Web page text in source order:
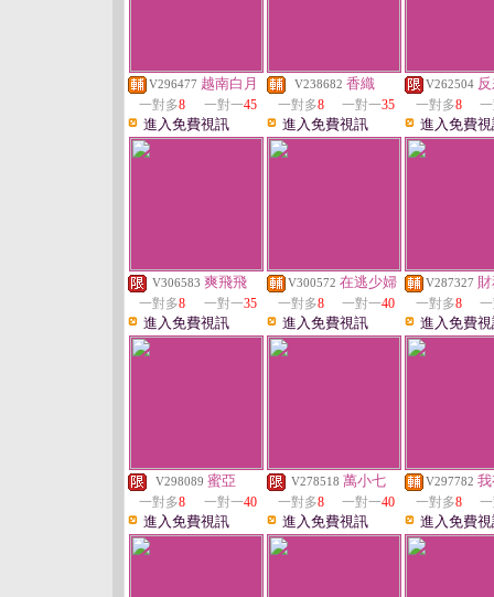
V296477 越南白月
一對多8 一對一45
進入免費視訊
V238682 香織
一對多8 一對一35
進入免費視訊
V262504
一對多8
進入免費
V306583 爽飛飛
一對多8 一對一35
進入免費視訊
V300572 在逃少婦
一對多8 一對一40
進入免費視訊
V287327
一對多8
進入免費
V298089 蜜亞
一對多8 一對一40
進入免費視訊
V278518 萬小七
一對多8 一對一40
進入免費視訊
V297782
一對多8
進入免費